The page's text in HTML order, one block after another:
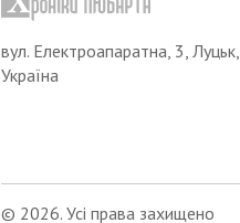
вул. Електроапаратна, 3, Луцьк,
Україна
© 2026. Усі права захищено